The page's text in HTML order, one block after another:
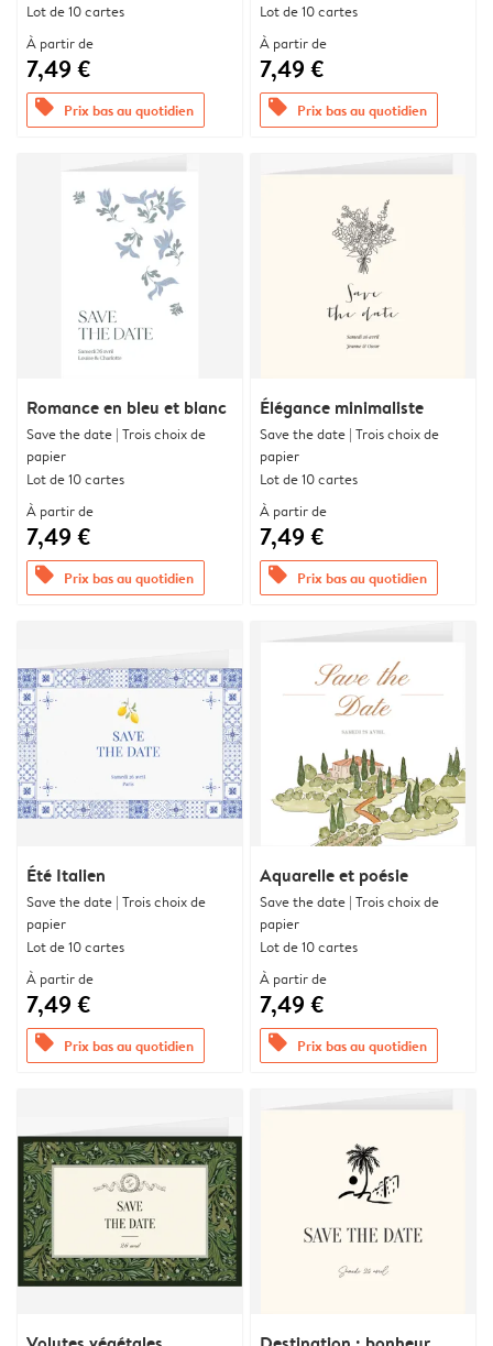
Lot de 10 cartes
À partir de
7,49 €
offers Prix bas au quotidien
Lot de 10 cartes
À partir de
7,49 €
offers Prix bas au quotidien
Romance en bleu et blanc
Save the date | Trois choix de
papier
Lot de 10 cartes
À partir de
7,49 €
offers Prix bas au quotidien
Élégance minimaliste
Save the date | Trois choix de
papier
Lot de 10 cartes
À partir de
7,49 €
offers Prix bas au quotidien
Été Italien
Save the date | Trois choix de
papier
Lot de 10 cartes
À partir de
7,49 €
offers Prix bas au quotidien
Aquarelle et poésie
Save the date | Trois choix de
papier
Lot de 10 cartes
À partir de
7,49 €
offers Prix bas au quotidien